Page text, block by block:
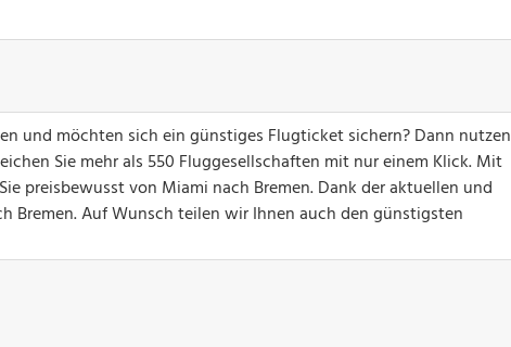
und möchten sich ein günstiges Flugticket sichern? Dann nutzen
Sie mehr als 550 Fluggesellschaften mit nur einem Klick. Mit
preisbewusst von Miami nach Bremen. Dank der aktuellen und
Bremen. Auf Wunsch teilen wir Ihnen auch den günstigsten